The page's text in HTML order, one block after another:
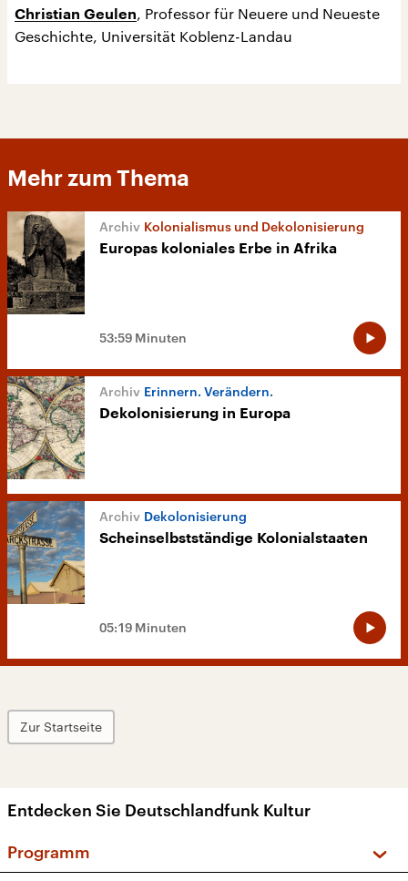
Christian Geulen, Professor für Neuere und Neueste
Geschichte, Universität Koblenz-Landau
Mehr zum Thema
Kolonialismus und Dekolonisierung
Europas koloniales Erbe in Afrika
53:59 Minuten
Erinnern. Verändern.
Dekolonisierung in Europa
Dekolonisierung
Scheinselbstständige Kolonialstaaten
05:19 Minuten
Zur Startseite
Entdecken Sie Deutschlandfunk Kultur
Programm